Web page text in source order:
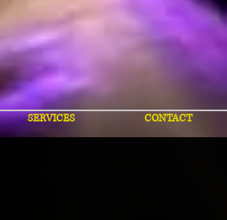
SERVICES CONTACT